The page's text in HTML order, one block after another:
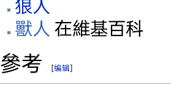
狼人
獸人 在維基百科
參考 [编辑]